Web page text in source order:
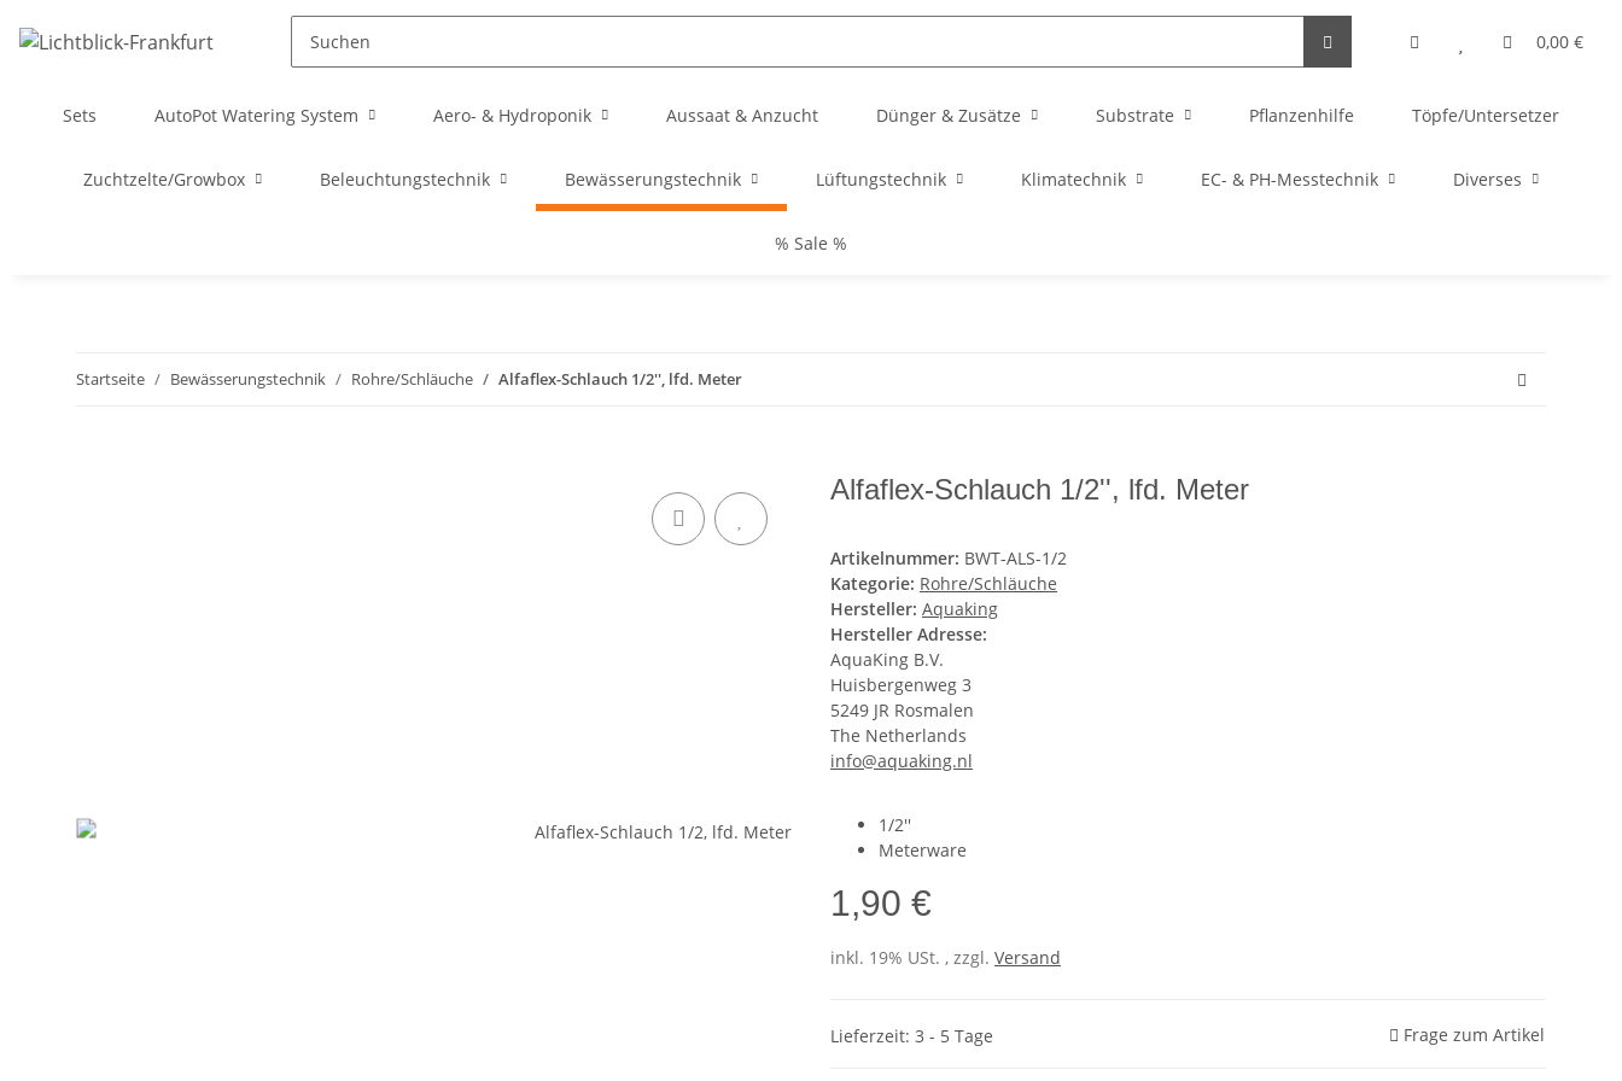
0,00 €
Sets AutoPot Watering System Aero- & Hydroponik Aussaat & Anzucht Dünger & Zusätze Substrate Pflanzenhilfe Töpfe/Untersetzer
Zuchtzelte/Growbox Beleuchtungstechnik Bewässerungstechnik Lüftungstechnik Klimatechnik EC- & PH-Messtechnik Diverses
% Sale %
Startseite Bewässerungstechnik Rohre/Schläuche Alfaflex-Schlauch 1/2'', lfd. Meter
Alfaflex-Schlauch 1/2'', lfd. Meter
Artikelnummer: BWT-ALS-1/2
Kategorie: Rohre/Schläuche
Hersteller: Aquaking
Hersteller Adresse:
AquaKing B.V.
Huisbergenweg 3
5249 JR Rosmalen
The Netherlands
info@aquaking.nl
1/2''
Meterware
1,90 €
inkl. 19% USt. , zzgl. Versand
Lieferzeit: 3 - 5 Tage Frage zum Artikel